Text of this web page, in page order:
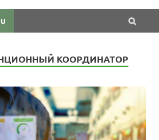
КООРДИНАТОР